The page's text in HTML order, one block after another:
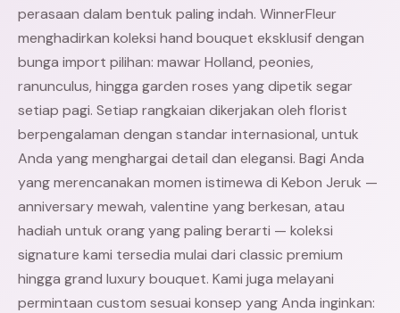
perasaan dalam bentuk paling indah. WinnerFleur
menghadirkan koleksi hand bouquet eksklusif dengan
bunga import pilihan: mawar Holland, peonies,
ranunculus, hingga garden roses yang dipetik segar
setiap pagi. Setiap rangkaian dikerjakan oleh florist
berpengalaman dengan standar internasional, untuk
Anda yang menghargai detail dan elegansi. Bagi Anda
yang merencanakan momen istimewa di Kebon Jeruk —
anniversary mewah, valentine yang berkesan, atau
hadiah untuk orang yang paling berarti — koleksi
signature kami tersedia mulai dari classic premium
hingga grand luxury bouquet. Kami juga melayani
permintaan custom sesuai konsep yang Anda inginkan: